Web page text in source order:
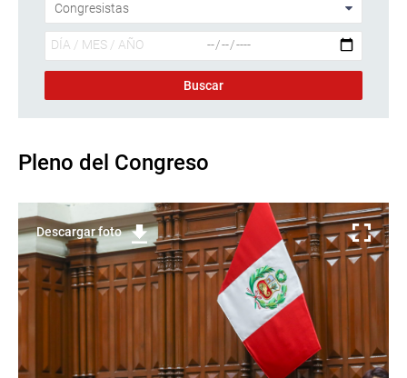
Pleno del Congreso
Descargar foto